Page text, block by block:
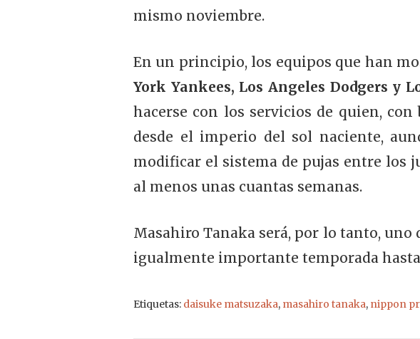
mismo noviembre.
En un principio, los equipos que han
York Yankees, Los Angeles Dodgers y
hacerse con los servicios de quien,
desde el imperio del sol naciente,
modificar el sistema de pujas entre los
al menos unas cuantas semanas.
Masahiro Tanaka será, por lo tanto, uno
igualmente importante temporada
Etiquetas: daisuke matsuzaka, masahiro tanaka, nippon